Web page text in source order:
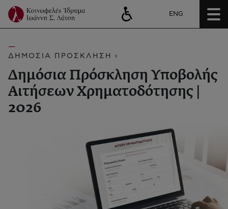
ENG
ΔΗΜΟΣΙΑ ΠΡΟΣΚΛΗΣΗ ›
Δημόσια Πρόσκληση Υποβολής
Αιτήσεων Χρηματοδότησης |
2026